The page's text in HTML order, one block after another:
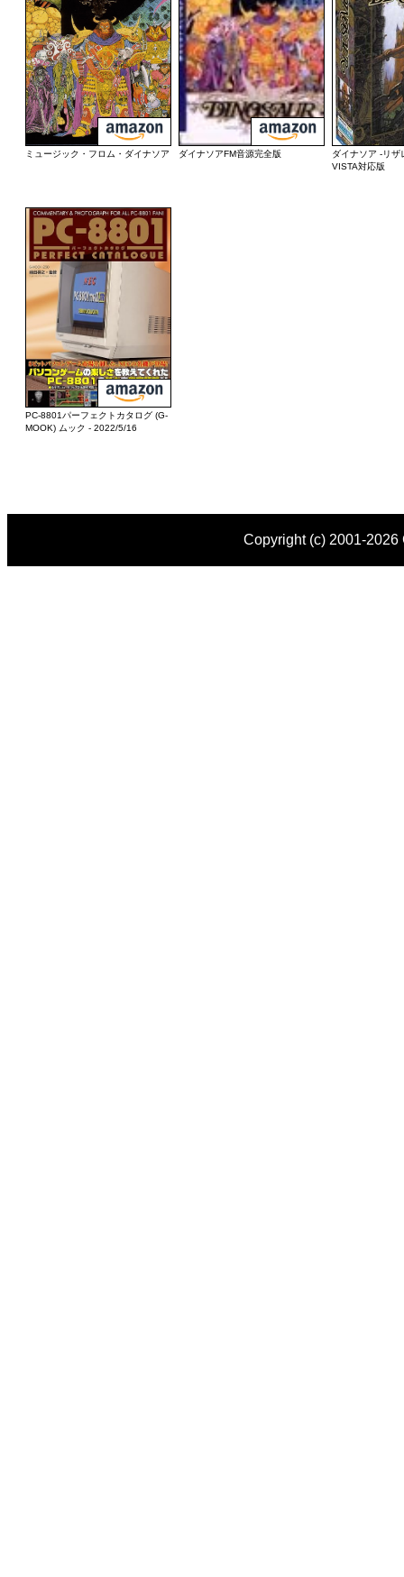
ミュージック・フロム・ダイナソア ダイナソアFM音源完全版
ダイナソア -リザ
VISTA対応版
PC-8801パーフェクトカタログ (G-
MOOK) ムック - 2022/5/16
Copyright (c) 2001-2026